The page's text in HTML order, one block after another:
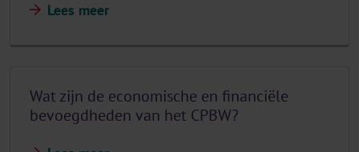
Lees meer
Wat zijn de economische en financiële
bevoegdheden van het CPBW?